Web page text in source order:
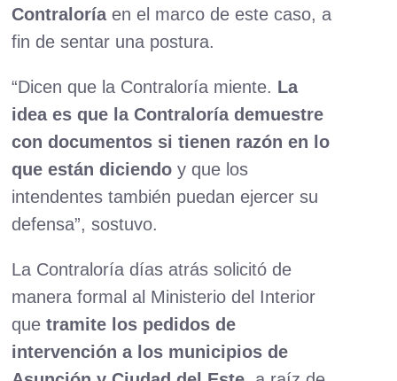
Contraloríaen el marco de este caso, a
fin de sentar una postura.
“Dicen que la Contraloría miente. La
idea es que la Contraloría demuestre
con documentos si tienen razón en lo
que están diciendoy que los
intendentes también puedan ejercer su
defensa”, sostuvo.
La Contraloría días atrás solicitó de
manera formal al Ministerio del Interior
quetramite los pedidos de
intervención a los municipios de